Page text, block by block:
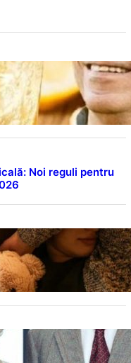
pentru
sub control pe timpul
Noi reguli pentru
Ore Trebuie Să Dormi
Impactul Asupra
Celebrităților: Lecții
și a Altora care Au